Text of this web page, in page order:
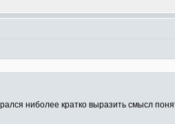
ниболее кратко выразить смысл